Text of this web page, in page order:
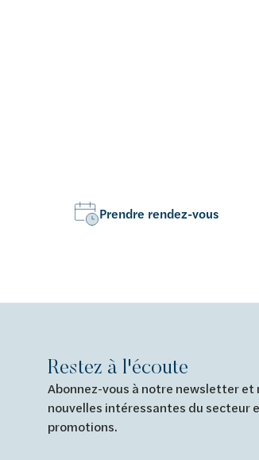
Découvrez le chauffage et la climatisation
Découvrez la salle de bains
Découvrez l'habitat durable
Découvrez le traitement de l'eau
Prendre rendez-vous
Restez à l'écoute
Abonnez-vous à notre newsletter et
nouvelles intéressantes du secteur
promotions.